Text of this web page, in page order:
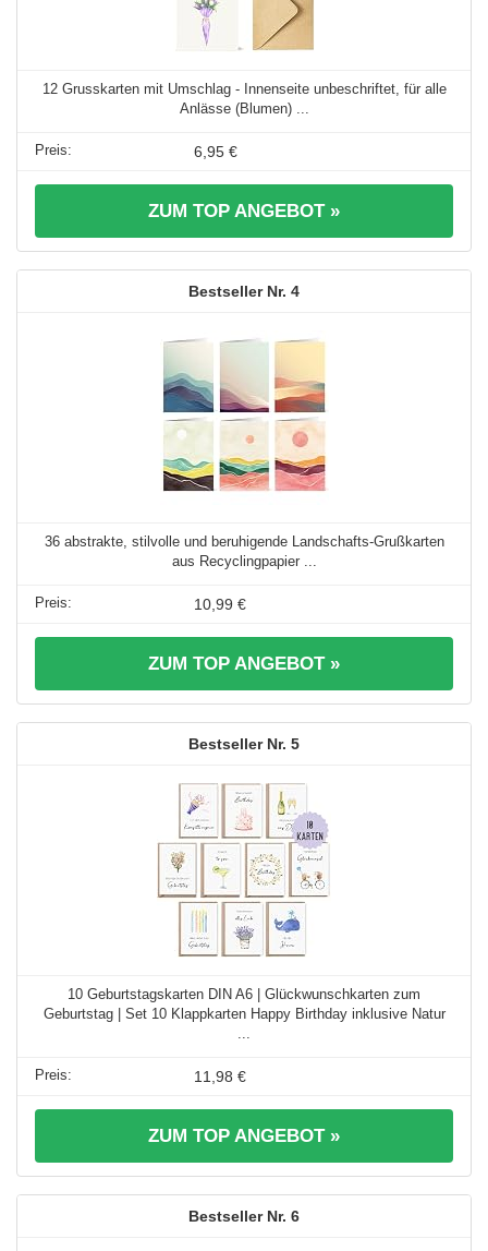
12 Grusskarten mit Umschlag - Innenseite unbeschriftet, für alle
Anlässe (Blumen) ...
6,95 €
ZUM TOP ANGEBOT »
4
36 abstrakte, stilvolle und beruhigende Landschafts-Grußkarten
aus Recyclingpapier ...
10,99 €
ZUM TOP ANGEBOT »
5
10 Geburtstagskarten DIN A6 | Glückwunschkarten zum
Geburtstag | Set 10 Klappkarten Happy Birthday inklusive Natur
11,98 €
ZUM TOP ANGEBOT »
6